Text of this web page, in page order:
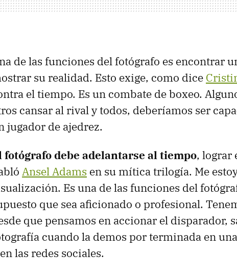
de las funciones del fotógrafo es encontrar
su realidad. Esto exige, como dice
el tiempo. Es un combate de boxeo.
cansar al rival y todos, deberíamos ser
jugador de ajedrez.
fotógrafo debe adelantarse al tiempo, lograr
Ansel Adams en su mítica trilogía. Me
Es una de las funciones del
que sea aficionado o profesional.
que pensamos en accionar el disparador,
cuando la demos por terminada en
las redes sociales.